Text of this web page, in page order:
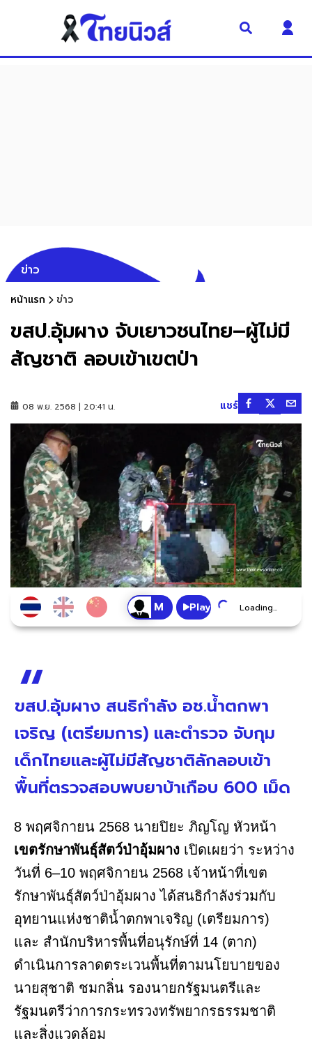
ข่าว
หน้าแรก ข่าว
ขสป.อุ้มผาง จับเยาวชนไทย–ผู้ไม่มี
สัญชาติ ลอบเข้าเขตป่า
08 พ.ย. 2568 | 20:41 น. แชร์
Play Loading...
ขสป.อุ้มผาง สนธิกำลัง อช.น้ำตกพา
เจริญ (เตรียมการ) และตำรวจ จับกุม
เด็กไทยและผู้ไม่มีสัญชาติลักลอบเข้า
พื้นที่ตรวจสอบพบยาบ้าเกือบ 600 เม็ด
8 พฤศจิกายน 2568 นายปิยะ ภิญโญ หัวหน้า
เขตรักษาพันธุ์สัตว์ป่าอุ้มผาง เปิดเผยว่า ระหว่าง
วันที่ 6–10 พฤศจิกายน 2568 เจ้าหน้าที่เขต
รักษาพันธุ์สัตว์ป่าอุ้มผาง ได้สนธิกำลังร่วมกับ
อุทยานแห่งชาติน้ำตกพาเจริญ (เตรียมการ)
และ สำนักบริหารพื้นที่อนุรักษ์ที่ 14 (ตาก)
ดำเนินการลาดตระเวนพื้นที่ตามนโยบายของ
นายสุชาติ ชมกลิ่น รองนายกรัฐมนตรีและ
รัฐมนตรีว่าการกระทรวงทรัพยากรธรรมชาติ
และสิ่งแวดล้อม